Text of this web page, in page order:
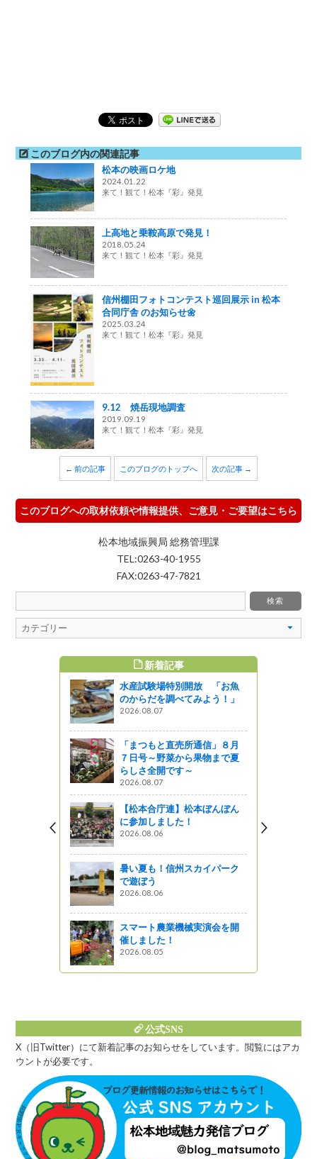
このブログ内の関連記事
松本の映画ロケ地
2024.01.22
来て！観て！松本『彩』発見
上高地と乗鞍高原で発見！
2018.05.24
来て！観て！松本『彩』発見
信州棚田フォトコンテスト巡回展示 in 松本
合同庁舎 のお知らせ🌼
2025.03.24
来て！観て！松本『彩』発見
9.12 焼岳現地調査
2019.09.19
来て！観て！松本『彩』発見
← 前の記事 このブログのトップへ 次の記事 →
このブログへの取材依頼や情報提供、ご意見・ご要望はこちら
松本地域振興局 総務管理課
TEL:0263-40-1955
FAX:0263-47-7821
新着記事
水産試験場特別開放 「お魚
のからだを調べてみよう！」
2026.08.07
「まつもと直売所通信」８月
７日号～野菜から果物まで夏
らしさ全開です～
2026.08.07
【松本合庁連】松本ぼんぼん
に参加しました！
2026.08.06
暑い夏も！信州スカイパーク
で遊ぼう
2026.08.06
スマート農業機械実演会を開
催しました！
2026.08.05
公式SNS
X（旧Twitter）にて新着記事のお知らせをしています。閲覧にはアカ
ウントが必要です。